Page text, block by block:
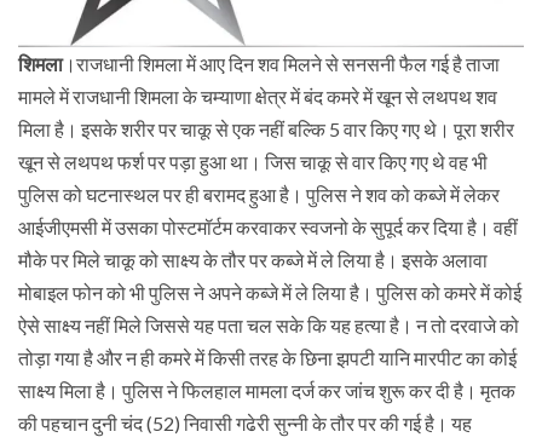
शिमला।राजधानी शिमला में आए दिन शव मिलने से सनसनी फैल गई है ताजा
मामले में राजधानी शिमला के चम्याणा क्षेत्र में बंद कमरे में खून से लथपथ शव
मिला है। इसके शरीर पर चाकू से एक नहीं बल्कि 5 वार किए गए थे। पूरा शरीर
खून से लथपथ फर्श पर पड़ा हुआ था। जिस चाकू से वार किए गए थे वह भी
पुलिस को घटनास्थल पर ही बरामद हुआ है। पुलिस ने शव को कब्जे में लेकर
आईजीएमसी में उसका पोस्टमॉर्टम करवाकर स्वजनो के सुपूर्द कर दिया है। वहीं
मौके पर मिले चाकू को साक्ष्य के तौर पर कब्जे में ले लिया है। इसके अलावा
मोबाइल फोन को भी पुलिस ने अपने कब्जे में ले लिया है। पुलिस को कमरे में कोई
ऐसे साक्ष्य नहीं मिले जिससे यह पता चल सके कि यह हत्या है। न तो दरवाजे को
तोड़ा गया है और न ही कमरे में किसी तरह के छिना झपटी यानि मारपीट का कोई
साक्ष्य मिला है। पुलिस ने फिलहाल मामला दर्ज कर जांच शुरू कर दी है। मृतक
की पहचान दुनी चंद (52) निवासी गढेरी सुन्नी के तौर पर की गई है। यह